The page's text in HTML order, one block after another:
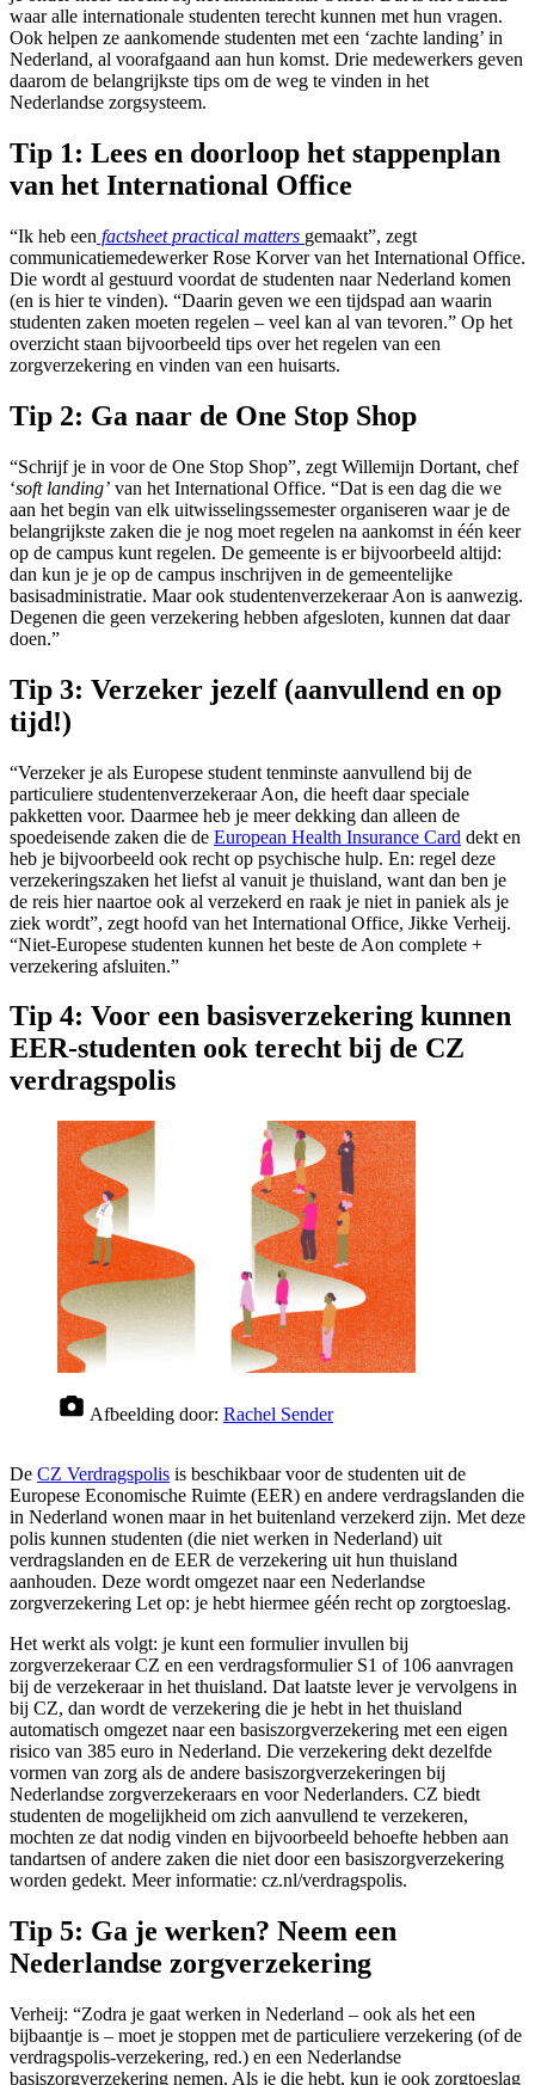
waar alle internationale studenten terecht kunnen met hun vragen.
Ook helpen ze aankomende studenten met een ‘zachte landing’ in
Nederland, al voorafgaand aan hun komst. Drie medewerkers geven
daarom de belangrijkste tips om de weg te vinden in het
Nederlandse zorgsysteem.
Tip 1: Lees en doorloop het stappenplan
van het International Office
“Ik heb een factsheet practical matters gemaakt”, zegt
communicatiemedewerker Rose Korver van het International Office.
Die wordt al gestuurd voordat de studenten naar Nederland komen
(en is hier te vinden). “Daarin geven we een tijdspad aan waarin
studenten zaken moeten regelen – veel kan al van tevoren.” Op het
overzicht staan bijvoorbeeld tips over het regelen van een
zorgverzekering en vinden van een huisarts.
Tip 2: Ga naar de One Stop Shop
“Schrijf je in voor de One Stop Shop”, zegt Willemijn Dortant, chef
‘soft landing’ van het International Office. “Dat is een dag die we
aan het begin van elk uitwisselingssemester organiseren waar je de
belangrijkste zaken die je nog moet regelen na aankomst in één keer
op de campus kunt regelen. De gemeente is er bijvoorbeeld altijd:
dan kun je je op de campus inschrijven in de gemeentelijke
basisadministratie. Maar ook studentenverzekeraar Aon is aanwezig.
Degenen die geen verzekering hebben afgesloten, kunnen dat daar
doen.”
Tip 3: Verzeker jezelf (aanvullend en op
tijd!)
“Verzeker je als Europese student tenminste aanvullend bij de
particuliere studentenverzekeraar Aon, die heeft daar speciale
pakketten voor. Daarmee heb je meer dekking dan alleen de
spoedeisende zaken die de European Health Insurance Card dekt en
heb je bijvoorbeeld ook recht op psychische hulp. En: regel deze
verzekeringszaken het liefst al vanuit je thuisland, want dan ben je
de reis hier naartoe ook al verzekerd en raak je niet in paniek als je
ziek wordt”, zegt hoofd van het International Office, Jikke Verheij.
“Niet-Europese studenten kunnen het beste de Aon complete +
verzekering afsluiten.”
Tip 4: Voor een basisverzekering kunnen
EER-studenten ook terecht bij de CZ
verdragspolis
Afbeelding door: Rachel Sender
De CZ Verdragspolis is beschikbaar voor de studenten uit de
Europese Economische Ruimte (EER) en andere verdragslanden die
in Nederland wonen maar in het buitenland verzekerd zijn. Met deze
polis kunnen studenten (die niet werken in Nederland) uit
verdragslanden en de EER de verzekering uit hun thuisland
aanhouden. Deze wordt omgezet naar een Nederlandse
zorgverzekering Let op: je hebt hiermee géén recht op zorgtoeslag.
Het werkt als volgt: je kunt een formulier invullen bij
zorgverzekeraar CZ en een verdragsformulier S1 of 106 aanvragen
bij de verzekeraar in het thuisland. Dat laatste lever je vervolgens in
bij CZ, dan wordt de verzekering die je hebt in het thuisland
automatisch omgezet naar een basiszorgverzekering met een eigen
risico van 385 euro in Nederland. Die verzekering dekt dezelfde
vormen van zorg als de andere basiszorgverzekeringen bij
Nederlandse zorgverzekeraars en voor Nederlanders. CZ biedt
studenten de mogelijkheid om zich aanvullend te verzekeren,
mochten ze dat nodig vinden en bijvoorbeeld behoefte hebben aan
tandartsen of andere zaken die niet door een basiszorgverzekering
worden gedekt. Meer informatie: cz.nl/verdragspolis.
Tip 5: Ga je werken? Neem een
Nederlandse zorgverzekering
Verheij: “Zodra je gaat werken in Nederland – ook als het een
bijbaantje is – moet je stoppen met de particuliere verzekering (of de
verdragspolis-verzekering, red.) en een Nederlandse
basiszorgverzekering nemen. Als je die hebt, kun je ook zorgtoeslag